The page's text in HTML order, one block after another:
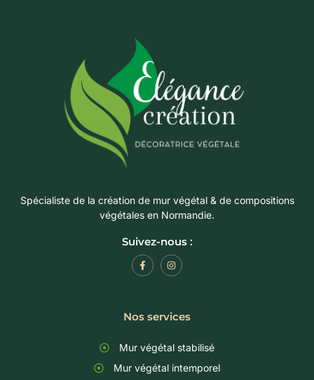
Spécialiste de la création de mur végétal & de compositions
végétales en Normandie.
Suivez-nous :
Nos services
Mur végétal stabilisé
Mur végétal intemporel